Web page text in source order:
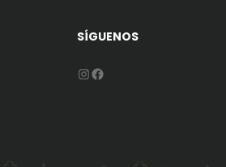
SÍGUENOS
Instagram
Facebook